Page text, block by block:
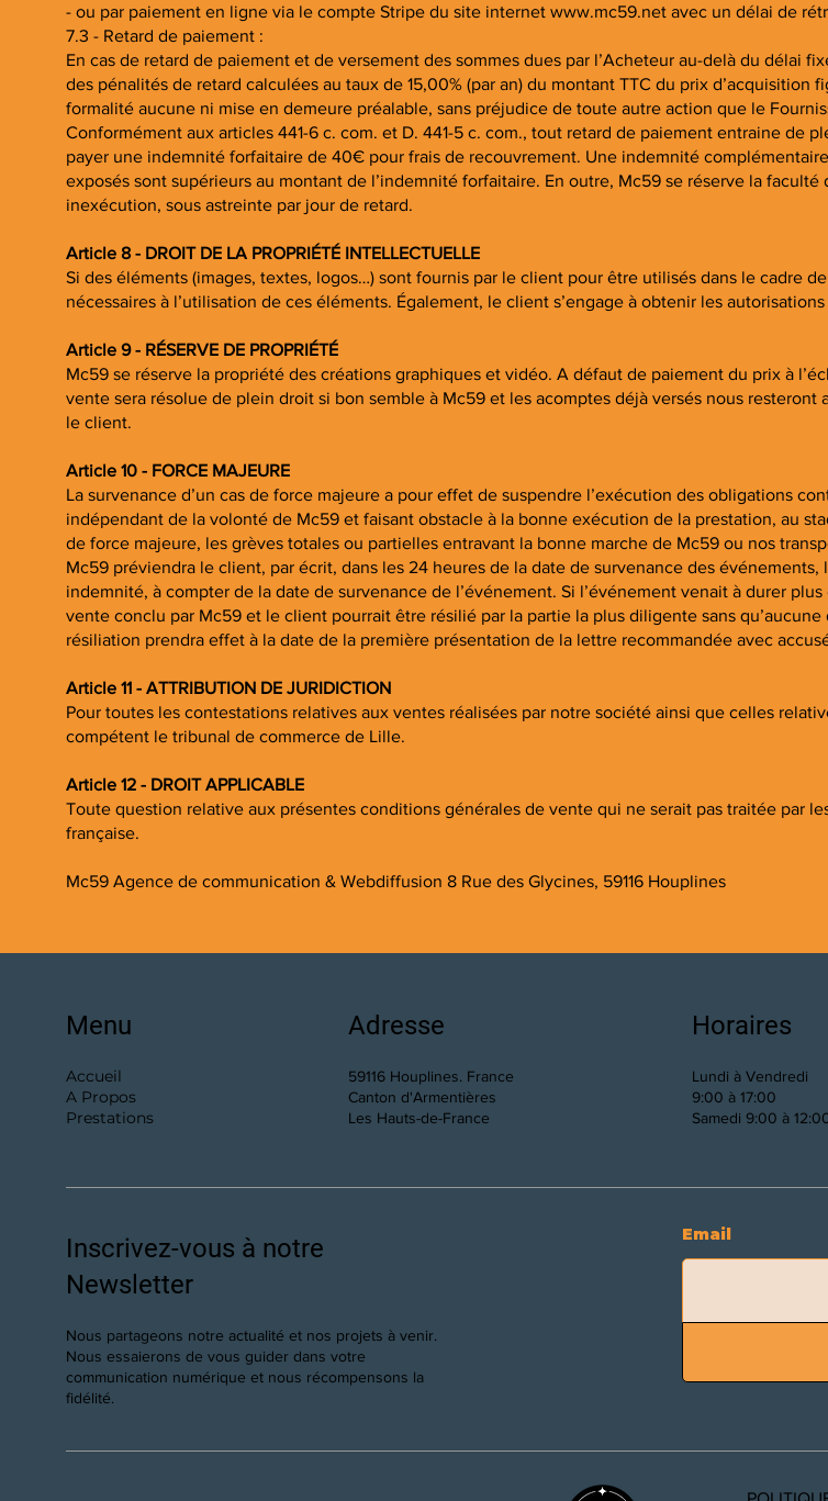
- ou par paiement en ligne via le compte Stripe du site internet www.mc59.net avec un délai de
7.3 - Retard de paiement :
En cas de retard de paiement et de versement des sommes dues par l’Acheteur au-delà du délai
des pénalités de retard calculées au taux de 15,00% (par an) du montant TTC du prix
formalité aucune ni mise en demeure préalable, sans préjudice de toute autre action que le
Conformément aux articles 441-6 c. com. et D. 441-5 c. com., tout retard de paiement entraine
payer une indemnité forfaitaire de 40€ pour frais de recouvrement. Une indemnité
exposés sont supérieurs au montant de l’indemnité forfaitaire. En outre, Mc59 se réserve la
inexécution, sous astreinte par jour de retard.
Article 8 - DROIT DE LA PROPRIÉTÉ INTELLECTUELLE
Si des éléments (images, textes, logos…) sont fournis par le client pour être utilisés dans le cadre
nécessaires à l’utilisation de ces éléments. Également, le client s’engage à obtenir les
Article 9 - RÉSERVE DE PROPRIÉTÉ
Mc59 se réserve la propriété des créations graphiques et vidéo. A défaut de paiement du prix à
vente sera résolue de plein droit si bon semble à Mc59 et les acomptes déjà versés nous
le client.
Article 10 - FORCE MAJEURE
La survenance d’un cas de force majeure a pour effet de suspendre l’exécution des obligations
indépendant de la volonté de Mc59 et faisant obstacle à la bonne exécution de la prestation, au
de force majeure, les grèves totales ou partielles entravant la bonne marche de Mc59 ou nos
Mc59 préviendra le client, par écrit, dans les 24 heures de la date de survenance des
indemnité, à compter de la date de survenance de l’événement. Si l’événement venait à durer
vente conclu par Mc59 et le client pourrait être résilié par la partie la plus diligente sans
résiliation prendra effet à la date de la première présentation de la lettre recommandée avec
Article 11 - ATTRIBUTION DE JURIDICTION
Pour toutes les contestations relatives aux ventes réalisées par notre société ainsi que celles
compétent le tribunal de commerce de Lille.
Article 12 - DROIT APPLICABLE
Toute question relative aux présentes conditions générales de vente qui ne serait pas traitée par
française.
Mc59 Agence de communication & Webdiffusion 8 Rue des Glycines, 59116 Houplines
Menu
Accueil
A Propos
Prestations
Adresse
59116 Houplines. France
Canton d'Armentières
Les Hauts-de-France
Horaires
Lundi à Vendredi
9:00 à 17:00
Samedi 9:00 à
Inscrivez-vous à notre
Newsletter
Nous partageons notre actualité et nos projets à venir.
Nous essaierons de vous guider dans votre
communication numérique et nous récompensons la
fidélité.
Email